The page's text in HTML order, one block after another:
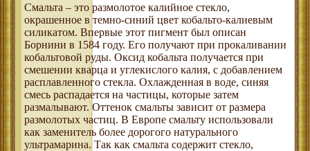
Смальта – это размолотое калийное стекло,
окрашенное в темно-синий цвет кобальто-калиевым
силикатом. Впервые этот пигмент был описан
Борнини в 1584 году. Его получают при прокаливании
кобальтовой руды. Оксид кобальта получается при
смешении кварца и углекислого калия, с добавлением
расплавленного стекла. Охлажденная в воде, синяя
смесь распадается на частицы, которые затем
размалывают. Оттенок смальты зависит от размера
размолотых частиц. В Европе смальту использовали
как заменитель более дорогого натурального
ультрамарина. Так как смальта содержит стекло,